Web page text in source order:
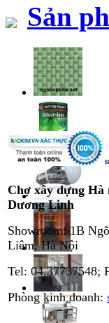
Sản
Chợ xây dựng
Dương Linh
Showroom: 1B
Liêm, Hà Nội
Tel: 04.37737548;
Phòng kinh doanh: